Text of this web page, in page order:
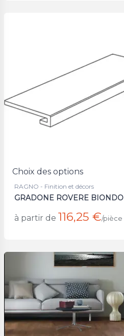
Choix des options
RAGNO - Finition et décors
GRADONE ROVERE BIONDO
à partir de 116,25 €/pièce